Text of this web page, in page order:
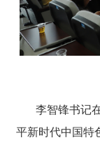
李智锋书记
平新时代中国特